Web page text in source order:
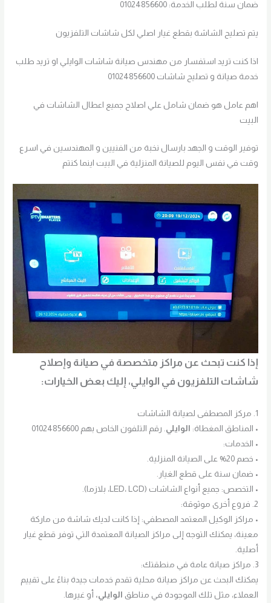
ضمان سنة لطلب الخدمة: 01024856600
يتم تصليح الشاشة بقطع غيار اصلي لكل شاشات التلفزيون
اذا كنت تريد استفسار من مهندس صيانة شاشات الوايلي او تريد طلب
خدمة صيانة و تصليح شاشات 01024856600
اهم عامل هو ضمان شامل علي اصلاح جميع اعطال الشاشات في
البيت
توفير الوقت و الجهد بارسال نخبة من الفنيين و المهندسين في اسرع
وقت في نفس اليوم للصيانة المنزلية في البيت اينما كنتم
إذا كنت تبحث عن مراكز متخصصة في صيانة وإصلاح
شاشات التلفزيون في الوايلي، إليك بعض الخيارات:
1. مركز المصطفى لصيانة الشاشات
• المناطق المغطاة: الوايلي . رقم التلفون الخاص بهم 01024856600
• الخدمات:
• خصم 20% على الصيانة المنزلية.
• ضمان سنة على قطع الغيار.
• التخصص: جميع أنواع الشاشات (LED، LCD، بلازما).
2. فروع أخرى موثوقة:
• مراكز الوكيل المعتمد المصطفي: إذا كانت لديك شاشة من ماركة
معينة، يمكنك التوجه إلى مراكز الصيانة المعتمدة التي توفر قطع غيار
أصلية.
3. مراكز صيانة عامة في منطقتك:
يمكنك البحث عن مراكز صيانة محلية تقدم خدمات جيدة بناءً على تقييم
العملاء، مثل تلك الموجودة في مناطق الوايلي، أو غيرها.